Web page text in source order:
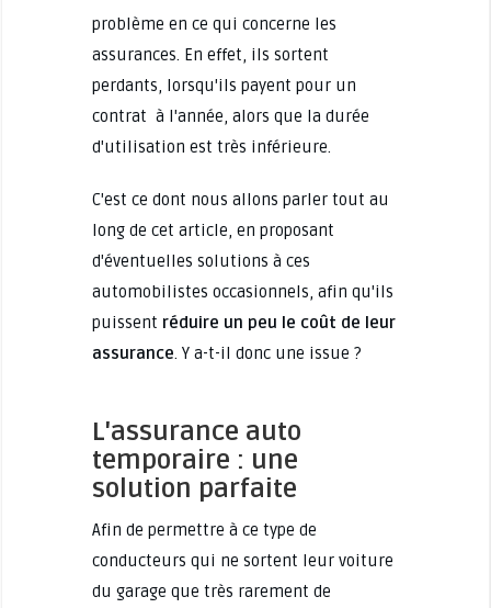
problème en ce qui concerne les
assurances. En effet, ils sortent
perdants, lorsqu'ils payent pour un
contrat à l'année, alors que la durée
d'utilisation est très inférieure.
C'est ce dont nous allons parler tout au
long de cet article, en proposant
d'éventuelles solutions à ces
automobilistes occasionnels, afin qu'ils
puissent réduire un peu le coût de leur
assurance. Y a-t-il donc une issue ?
L'assurance auto
temporaire : une
solution parfaite
Afin de permettre à ce type de
conducteurs qui ne sortent leur voiture
du garage que très rarement de